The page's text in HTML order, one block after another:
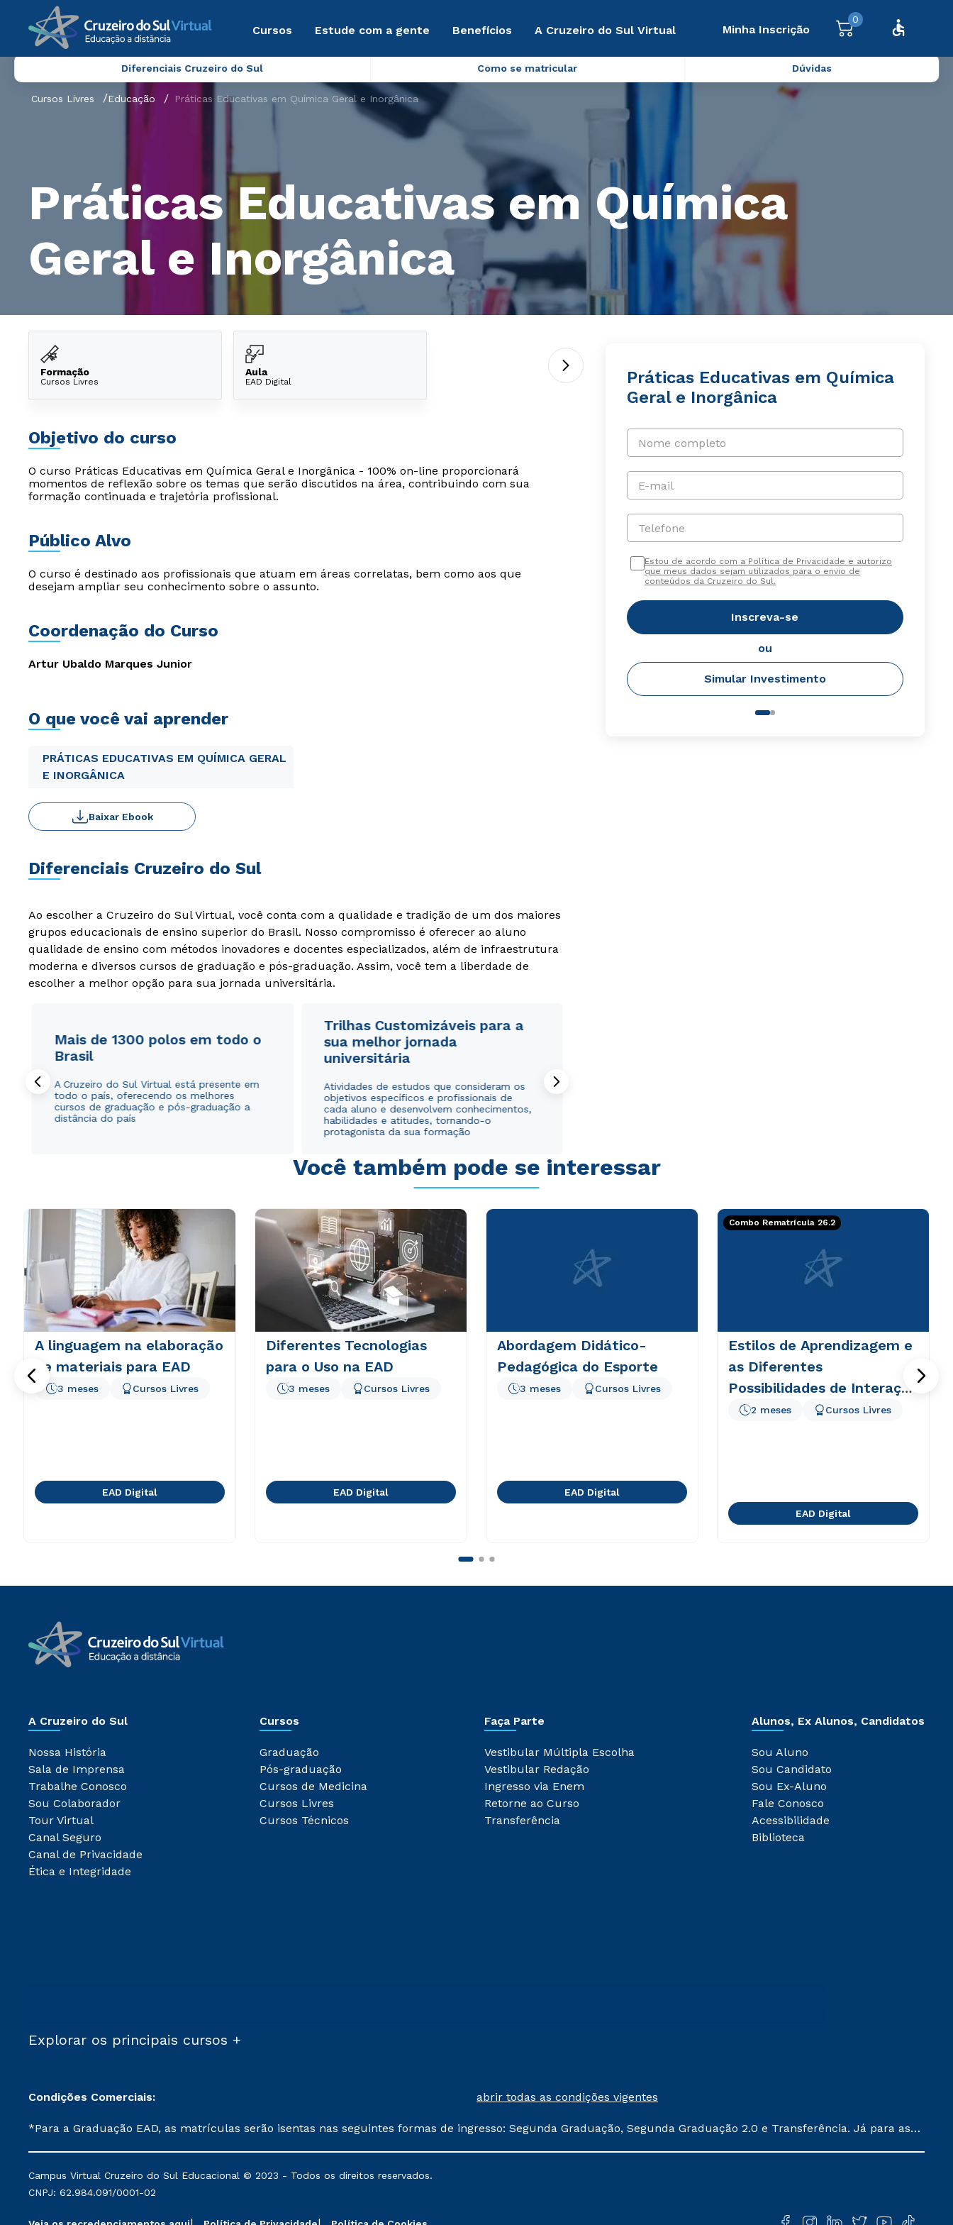
Cursos Estude com a gente Benefícios A Cruzeiro do Sul Virtual Minha Inscrição
0
Diferenciais Cruzeiro do Sul Como se matricular Dúvidas
Cursos Livres Educação Práticas Educativas em Química Geral e Inorgânica
Práticas Educativas em Química
Geral e Inorgânica
Formação
Cursos Livres
Aula
EAD Digital
Objetivo do curso
O curso Práticas Educativas em Química Geral e Inorgânica - 100% on-line proporcionará
momentos de reflexão sobre os temas que serão discutidos na área, contribuindo com sua
formação continuada e trajetória profissional.
Público Alvo
O curso é destinado aos profissionais que atuam em áreas correlatas, bem como aos que
desejam ampliar seu conhecimento sobre o assunto.
Coordenação do Curso
Artur Ubaldo Marques Junior
O que você vai aprender
PRÁTICAS EDUCATIVAS EM QUÍMICA GERAL
E INORGÂNICA
Baixar Ebook
Diferenciais Cruzeiro do Sul
Ao escolher a Cruzeiro do Sul Virtual, você conta com a qualidade e tradição de um dos maiores
grupos educacionais de ensino superior do Brasil. Nosso compromisso é oferecer ao aluno
qualidade de ensino com métodos inovadores e docentes especializados, além de infraestrutura
moderna e diversos cursos de graduação e pós-graduação. Assim, você tem a liberdade de
escolher a melhor opção para sua jornada universitária.
Mais de 1300 polos em todo o
Brasil
A Cruzeiro do Sul Virtual está presente em
todo o país, oferecendo os melhores
cursos de graduação e pós-graduação a
distância do país
Trilhas Customizáveis para a
sua melhor jornada
universitária
Atividades de estudos que consideram os
objetivos específicos e profissionais de
cada aluno e desenvolvem conhecimentos,
habilidades e atitudes, tornando-o
protagonista da sua formação
Práticas Educativas em Química
Geral e Inorgânica
Nome completo
E-mail
Telefone
Estou de acordo com a Política de Privacidade e autorizo
que meus dados sejam utilizados para o envio de
conteúdos da Cruzeiro do Sul.
Inscreva-se
ou
Simular Investimento
Você também pode se interessar
A linguagem na elaboração
de materiais para EAD
3 meses Cursos Livres
EAD Digital
Diferentes Tecnologias
para o Uso na EAD
3 meses Cursos Livres
EAD Digital
Abordagem Didático-
Pedagógica do Esporte
3 meses Cursos Livres
EAD Digital
Combo Rematrícula 26.2
Estilos de Aprendizagem e
as Diferentes
Possibilidades de Interação
em EAD
2 meses Cursos Livres
EAD Digital
A Cruzeiro do Sul
Nossa História
Sala de Imprensa
Trabalhe Conosco
Sou Colaborador
Tour Virtual
Canal Seguro
Canal de Privacidade
Ética e Integridade
Cursos
Graduação
Pós-graduação
Cursos de Medicina
Cursos Livres
Cursos Técnicos
Faça Parte
Vestibular Múltipla Escolha
Vestibular Redação
Ingresso via Enem
Retorne ao Curso
Transferência
Alunos, Ex Alunos, Candidatos
Sou Aluno
Sou Candidato
Sou Ex-Aluno
Fale Conosco
Acessibilidade
Biblioteca
Explorar os principais cursos +
Condições Comerciais: abrir todas as condições vigentes
*Para a Graduação EAD, as matrículas serão isentas nas seguintes formas de ingresso: Segunda Graduação, Segunda Graduação 2.0 e Transferência. Já para as
mantidos conforme negociação. Descontos institucionais poderão sofrer alterações nos períodos de rematrícula conforme exposto no contrato de prestação de
serviços.
Campus Virtual Cruzeiro do Sul Educacional © 2023 - Todos os direitos reservados.
CNPJ: 62.984.091/0001-02
Rápido e fácil
ou
autorizo que meus dados sejam utilizados para o
envio de conteúdos da Cruzeiro do Sul.
Rápido e fácil
ou
autorizo que meus dados sejam utilizados para o
envio de conteúdos da Cruzeiro do Sul.